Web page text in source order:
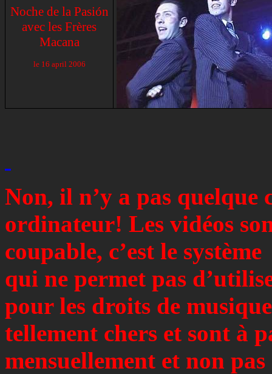
Noche de la Pasión
avec les Frères
Macana
le 16 april 2006
Non, il n’y a pas quelque
ordinateur! Les vidéos
coupable, c’est le système
qui ne permet pas
pour les droits de
tellement chers et sont à
mensuellement et non